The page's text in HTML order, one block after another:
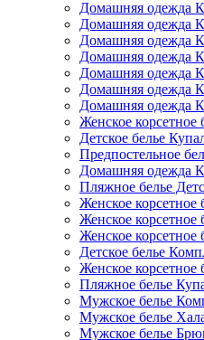
Домашняя одежда
Домашняя одежда
Домашняя одежда
Домашняя одежда
Домашняя одежда
Домашняя одежда
Домашняя одежда
Женское корсетное
Детское белье
Предпостельное
Домашняя одежда
Пляжное белье
Женское
Женское
Женское корсетное
Детское белье
Женское
Пляжное белье
Мужское белье
Мужское белье
Мужское белье